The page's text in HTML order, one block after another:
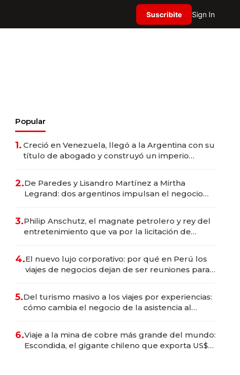
Suscribite Sign In
Popular
1. Creció en Venezuela, llegó a la Argentina con su
título de abogado y construyó un imperio
2.De Paredes y Lisandro Martínez a Mirtha
Legrand: dos argentinos impulsan el negocio
3.Philip Anschutz, el magnate petrolero y rey del
entretenimiento que va por la licitación de
4.El nuevo lujo corporativo: por qué en Perú los
viajes de negocios dejan de ser reuniones para
5.Del turismo masivo a los viajes por experiencias:
cómo cambia el negocio de la asistencia al
6.Viaje a la mina de cobre más grande del mundo:
Escondida, el gigante chileno que exporta US$